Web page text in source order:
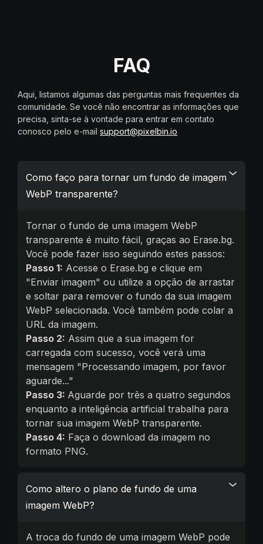
FAQ
Aqui, listamos algumas das perguntas mais frequentes da
comunidade. Se você não encontrar as informações que
precisa, sinta-se à vontade para entrar em contato
conosco pelo e-mailsupport@pixelbin.io
Como faço para tornar um fundo de imagem
WebP transparente?
Tornar o fundo de uma imagem WebP
transparente é muito fácil, graças ao Erase.bg.
Você pode fazer isso seguindo estes passos:
Passo 1: Acesse o Erase.bg e clique em
"Enviar imagem" ou utilize a opção de arrastar
e soltar para remover o fundo da sua imagem
WebP selecionada. Você também pode colar a
URL da imagem.
Passo 2: Assim que a sua imagem for
carregada com sucesso, você verá uma
mensagem "Processando imagem, por favor
aguarde..."
Passo 3: Aguarde por três a quatro segundos
enquanto a inteligência artificial trabalha para
tornar sua imagem WebP transparente.
Passo 4: Faça o download da imagem no
formato PNG.
Como altero o plano de fundo de uma
imagem WebP?
A troca do fundo de uma imagem WebP pode